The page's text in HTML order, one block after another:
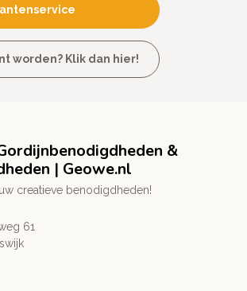
worden? Klik dan hier!
&
| Geowe.nl
creatieve benodigdheden!
61